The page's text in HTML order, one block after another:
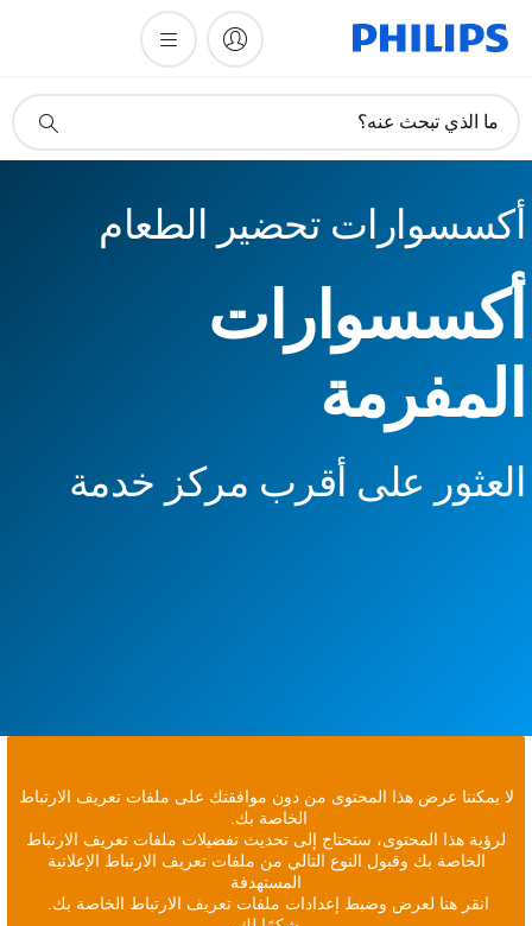
دعم
ما الذي تبحث عنه؟
أكسسوارات تحضير الطعام
أكسسوارات
المفرمة
العثور على أقرب مركز خدمة
لا يمكننا عرض هذا المحتوى من دون موافقتك على ملفات تعريف الارتباط
الخاصة بك.
لرؤية هذا المحتوى، ستحتاج إلى تحديث تفضيلات ملفات تعريف الارتباط
الخاصة بك وقبول النوع التالي من ملفات تعريف الارتباط الإعلانية
المستهدفة
انقر هنا لعرض وضبط إعدادات ملفات تعريف الارتباط الخاصة بك.